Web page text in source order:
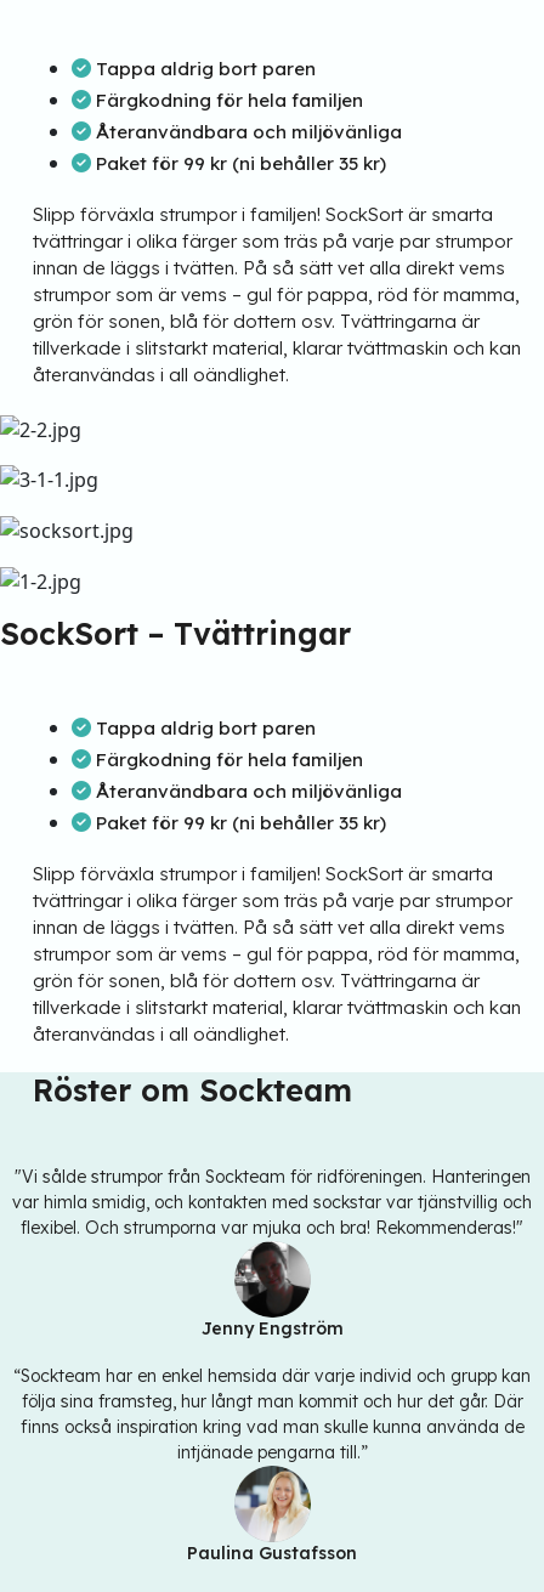
Tappa aldrig bort paren
Färgkodning för hela familjen
Återanvändbara och miljövänliga
Paket för 99 kr (ni behåller 35 kr)
Slipp förväxla strumpor i familjen! SockSort är smarta
tvättringar i olika färger som träs på varje par strumpor
innan de läggs i tvätten. På så sätt vet alla direkt vems
strumpor som är vems – gul för pappa, röd för mamma,
grön för sonen, blå för dottern osv. Tvättringarna är
tillverkade i slitstarkt material, klarar tvättmaskin och kan
återanvändas i all oändlighet.
SockSort – Tvättringar
Tappa aldrig bort paren
Färgkodning för hela familjen
Återanvändbara och miljövänliga
Paket för 99 kr (ni behåller 35 kr)
Slipp förväxla strumpor i familjen! SockSort är smarta
tvättringar i olika färger som träs på varje par strumpor
innan de läggs i tvätten. På så sätt vet alla direkt vems
strumpor som är vems – gul för pappa, röd för mamma,
grön för sonen, blå för dottern osv. Tvättringarna är
tillverkade i slitstarkt material, klarar tvättmaskin och kan
återanvändas i all oändlighet.
Röster om Sockteam
"Vi sålde strumpor från Sockteam för ridföreningen. Hanteringen
var himla smidig, och kontakten med sockstar var tjänstvillig och
flexibel. Och strumporna var mjuka och bra! Rekommenderas!"
Jenny Engström
“Sockteam har en enkel hemsida där varje individ och grupp kan
följa sina framsteg, hur långt man kommit och hur det går. Där
finns också inspiration kring vad man skulle kunna använda de
intjänade pengarna till.”
Paulina Gustafsson